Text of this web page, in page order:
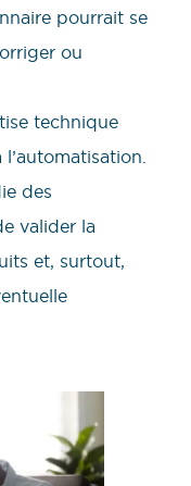
pourrait se
ou
technique
des
valider la
et, surtout,